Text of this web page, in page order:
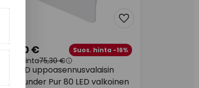
SLV LED uppoasennusvalaisin
Downunder Pur 80 LED valkoinen
62,90 € Suos. hinta -16%
Suos. hinta75,30 €